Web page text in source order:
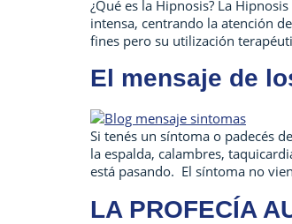
¿Qué es la Hipnosis? La
intensa, centrando la atención
fines pero su utilización
El mensaje de
Si tenés un síntoma o padecés
la espalda, calambres,
está pasando. El síntoma no
LA PROFECÍA